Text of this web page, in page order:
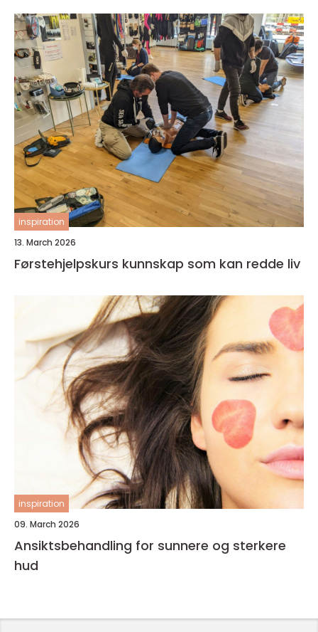
inspiration
13. March 2026
Førstehjelpskurs kunnskap som kan redde liv
inspiration
09. March 2026
Ansiktsbehandling for sunnere og sterkere
hud